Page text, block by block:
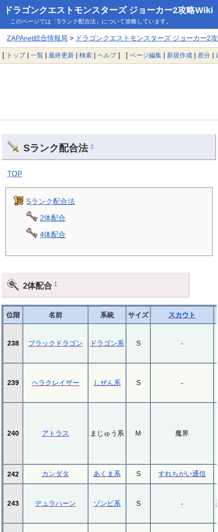
ドラゴンクエストモンスターズ ジョーカー2攻略Wiki
このページでは「Sランク配合法」について攻略しています。
ZAPAnet総合情報局 > ドラゴンクエストモンスターズ ジョーカー2
[ トップ| 一覧 | 最終更新 | 検索 | ヘルプ] [ ページ編集 | 新規作成 | 差分 |
Sランク配合法 †
TOP
Sランク配合法
2体配合
4体配合
2体配合†
位階 名前 系統 サイズ スカウト
238 ブラックドラゴン ドラゴン系 S -
239 ヘラクレイザー しぜん系 S -
240 アトラス まじゅう系 M 魔界
242 カンダタ あくま系 S すれちがい通信
243 デュラハーン ゾンビ系 S -